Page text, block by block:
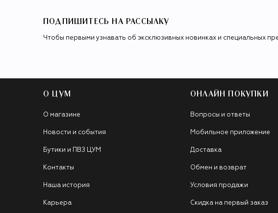
ПОДПИШИТЕСЬ НА РАССЫЛКУ
Чтобы первыми узнавать об эксклюзивных новинках и специальных
О ЦУМ
О магазине
Новости и события
Бутики и ПВЗ ЦУМ
Контакты
Наша история
Карьера
ОНЛАЙН ПОКУПКИ
Вопросы и ответы
Мобильное приложение
Доставка
Обмен и возврат
Условия продажи
Скидка на первый заказ